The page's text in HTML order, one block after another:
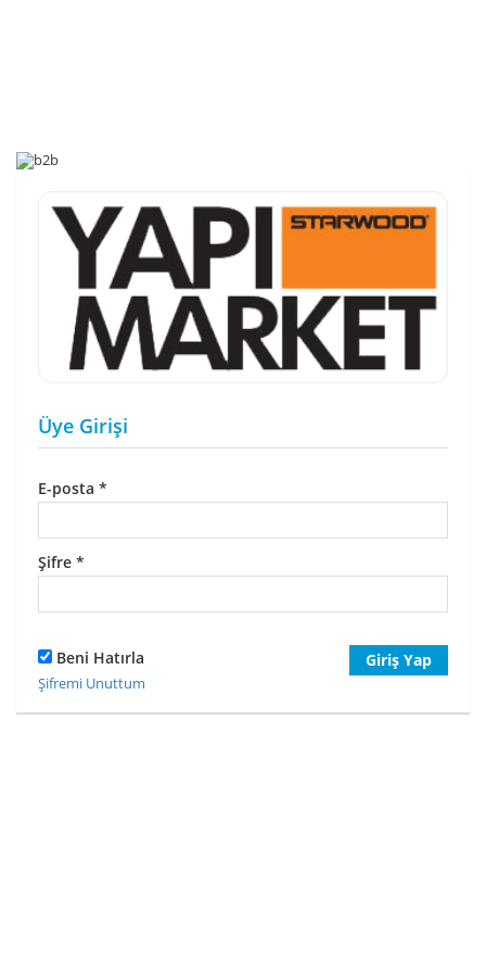
Üye Girişi
E-posta *
Şifre *
Beni Hatırla Giriş Yap
Şifremi Unuttum